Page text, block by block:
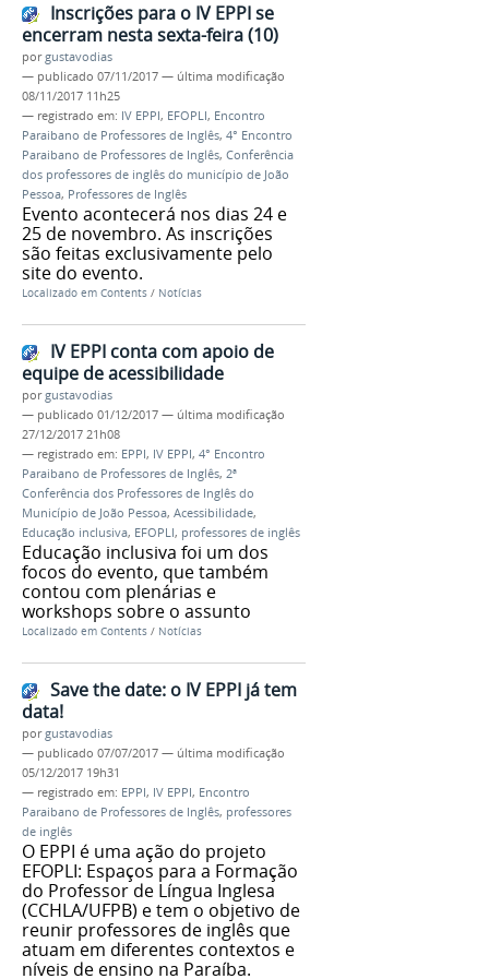
Inscrições para o IV EPPI se
encerram nesta sexta-feira (10)
porgustavodias
— publicado 07/11/2017 — última modificação
08/11/2017 11h25
— registrado em: IV EPPI, EFOPLI, Encontro
Paraibano de Professores de Inglês, 4° Encontro
Paraibano de Professores de Inglês, Conferência
dos professores de inglês do município de João
Pessoa, Professores de Inglês
Evento acontecerá nos dias 24 e
25 de novembro. As inscrições
são feitas exclusivamente pelo
site do evento.
Localizado em Contents / Notícias
IV EPPI conta com apoio de
equipe de acessibilidade
porgustavodias
— publicado 01/12/2017 — última modificação
27/12/2017 21h08
— registrado em: EPPI, IV EPPI, 4° Encontro
Paraibano de Professores de Inglês, 2ª
Conferência dos Professores de Inglês do
Município de João Pessoa, Acessibilidade,
Educação inclusiva, EFOPLI, professores de inglês
Educação inclusiva foi um dos
focos do evento, que também
contou com plenárias e
workshops sobre o assunto
Localizado em Contents / Notícias
Save the date: o IV EPPI já tem
data!
porgustavodias
— publicado 07/07/2017 — última modificação
05/12/2017 19h31
— registrado em: EPPI, IV EPPI, Encontro
Paraibano de Professores de Inglês, professores
de inglês
O EPPI é uma ação do projeto
EFOPLI: Espaços para a Formação
do Professor de Língua Inglesa
(CCHLA/UFPB) e tem o objetivo de
reunir professores de inglês que
atuam em diferentes contextos e
níveis de ensino na Paraíba.